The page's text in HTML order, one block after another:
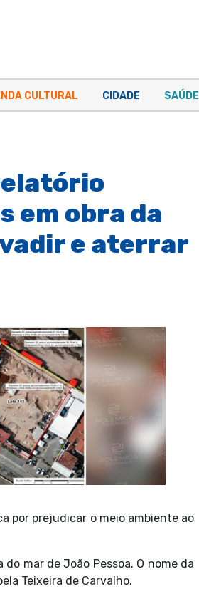
CULTURAL CIDADE SAÚDE
em obra da
e aterrar
por prejudicar o meio ambiente ao
mar de João Pessoa. O nome da
Teixeira de Carvalho.